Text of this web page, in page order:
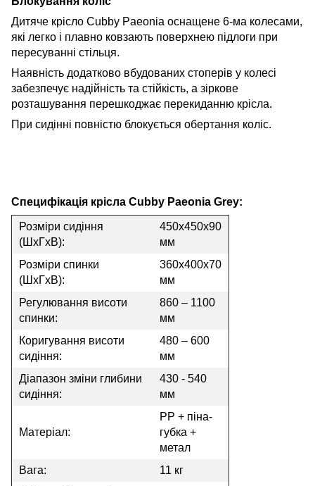
Дитяче крісло Cubby Paeonia оснащене 6-ма колесами,
які легко і плавно ковзають поверхнею підлоги при
пересуванні стільця.
Наявність додатково вбудованих стоперів у колесі
забезпечує надійність та стійкість, а зіркове
розташування перешкоджає перекиданню крісла.
При сидінні повністю блокується обертання коліс.
Специфікація крісла Cubby Paeonia Grey:
Розміри сидіння
(ШхГхВ):
450х450х90
мм
Розміри спинки
(ШхГхВ):
360х400х70
мм
Регулювання висоти
спинки:
860 – 1100
мм
Коригування висоти
сидіння:
480 – 600
мм
Діапазон зміни глибини
сидіння:
430 - 540
мм
Матеріал:
PP + піна-
губка +
метал
Вага:
11 кг